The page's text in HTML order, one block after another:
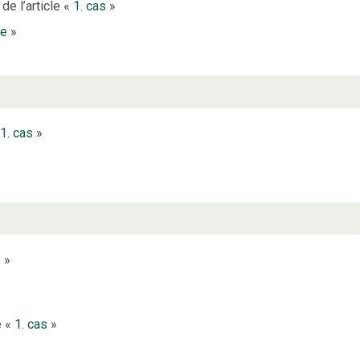
l’article « 1. cas »
»
1. cas »
»
« 1. cas »